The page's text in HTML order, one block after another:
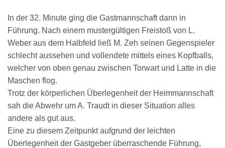
In der 32. Minute ging die Gastmannschaft dann in
Führung. Nach einem mustergültigen Freistoß von L.
Weber aus dem Halbfeld ließ M. Zeh seinen Gegenspieler
schlecht aussehen und vollendete mittels eines Kopfballs,
welcher von oben genau zwischen Torwart und Latte in die
Maschen flog.
Trotz der körperlichen Überlegenheit der Heimmannschaft
sah die Abwehr um A. Traudt in dieser Situation alles
andere als gut aus.
Eine zu diesem Zeitpunkt aufgrund der leichten
Überlegenheit der Gastgeber überraschende Führung,